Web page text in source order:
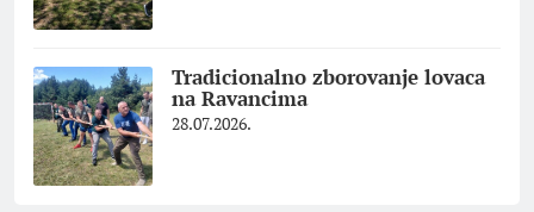
Tradicionalno zborovanje lovaca
na Ravancima
28.07.2026.